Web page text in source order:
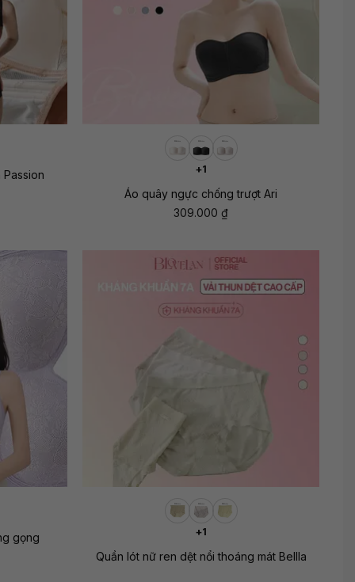
+1
Áo quây ngực chống trượt Ari
309.000₫
gọng +1
Quần lót nữ ren dệt nổi thoáng mát Bellla